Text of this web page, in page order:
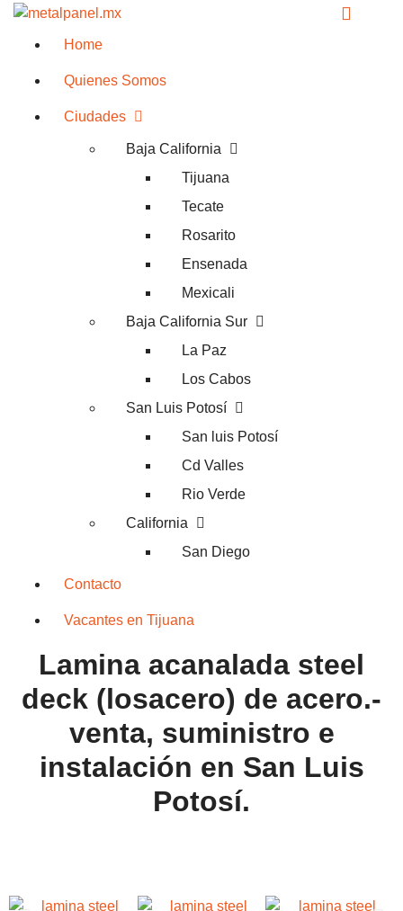
Home
Quienes Somos
Ciudades
Baja California
Tijuana
Tecate
Rosarito
Ensenada
Mexicali
Baja California Sur
La Paz
Los Cabos
San Luis Potosí
San luis Potosí
Cd Valles
Rio Verde
California
San Diego
Contacto
Vacantes en Tijuana
Lamina acanalada steel
deck (losacero) de acero.-
venta, suministro e
instalación en San Luis
Potosí.